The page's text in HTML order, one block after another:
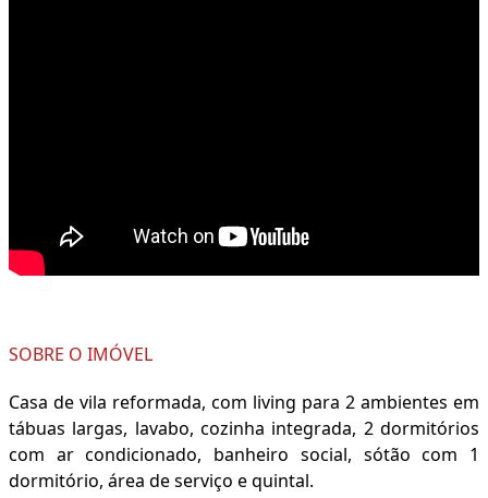
SOBRE O IMÓVEL
Casa de vila reformada, com living para 2 ambientes em
tábuas largas, lavabo, cozinha integrada, 2 dormitórios
com ar condicionado, banheiro social, sótão com 1
dormitório, área de serviço e quintal.